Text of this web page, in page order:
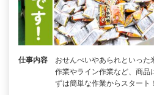
仕事内容
おせんべいやあられといっ
作業やライン作業など、商品
ずは簡単な作業からスター